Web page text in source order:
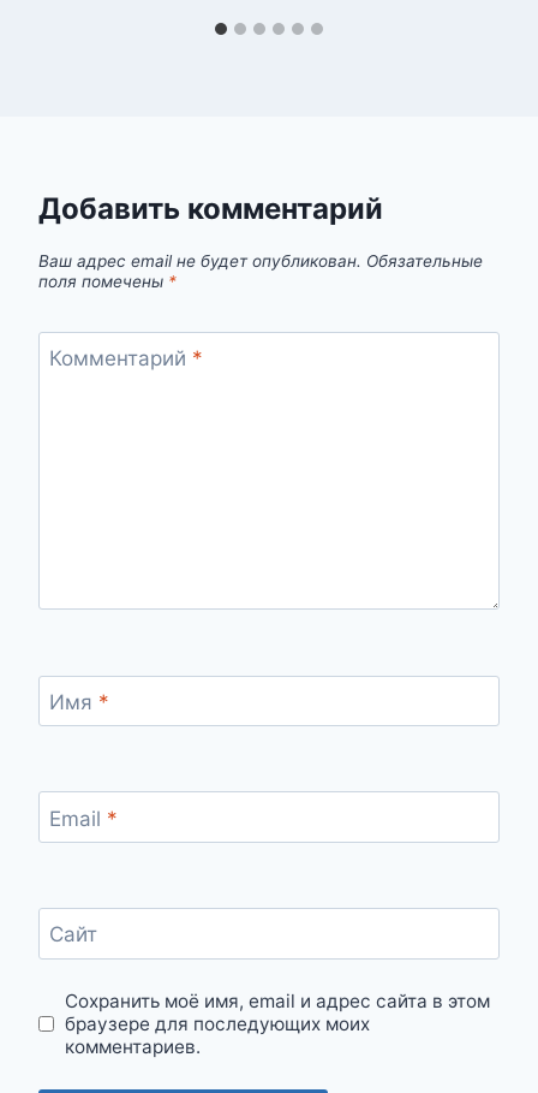
Добавить комментарий
Ваш адрес email не будет опубликован. Обязательные
поля помечены *
Комментарий *
Имя *
Email *
Сайт
Сохранить моё имя, email и адрес сайта в этом
браузере для последующих моих
комментариев.